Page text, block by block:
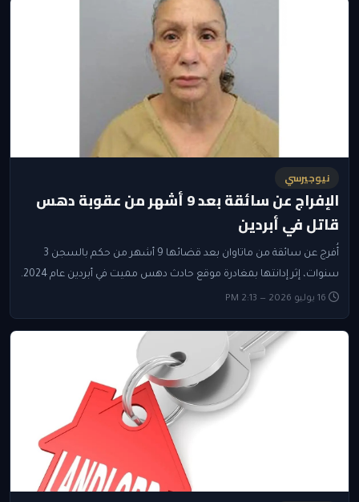
نيوجيرسي
الإفراج عن سائقة بعد 9 أشهر من عقوبة دهس
قاتل في أبردين
أُفرج عن سائقة من ماتاوان بعد قضائها 9 أشهر من حكم بالسجن 3
سنوات، إثر إدانتها بمغادرة موقع حادث دهس مميت في أبردين عام 2024.